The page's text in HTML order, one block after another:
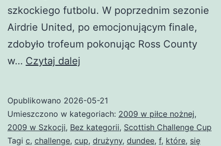
szkockiego futbolu. W poprzednim sezonie
Airdrie United, po emocjonującym finale,
zdobyło trofeum pokonując Ross County
w… Czytaj dalej
Opublikowano 2026-05-21
Umieszczono w kategoriach: 2009 w piłce nożnej,
2009 w Szkocji, Bez kategorii, Scottish Challenge Cup
Tagi c, challenge, cup, drużyny, dundee, f, które, się